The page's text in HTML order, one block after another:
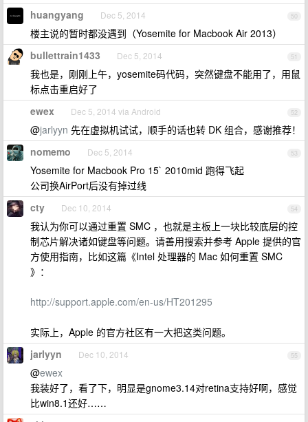
50
huangyang Dec 5, 2014
楼主说的暂时都没遇到（Yosemite for Macbook Air 2013）
51
bullettrain1433 Dec 5, 2014
我也是，刚刚上午，yosemite码代码，突然键盘不能用了，用鼠
标点击重启好了
52
ewex Dec 5, 2014 via Android
@jarlyyn 先在虚拟机试试，顺手的话也转 DK 组合，感谢推荐！
53
nomemo Dec 5, 2014
Yosemite for Macbook Pro 15` 2010mid 跑得飞起
公司换AirPort后没有掉过线
54
cty Dec 10, 2014
我认为你可以通过重置 SMC ，也就是主板上一块比较底层的控
制芯片解决诸如键盘等问题。请善用搜索并参考 Apple 提供的官
方使用指南，比如这篇《Intel 处理器的 Mac 如何重置 SMC
》：
http://support.apple.com/en-us/HT201295
实际上，Apple 的官方社区有一大把这类问题。
55
jarlyyn Dec 10, 2014
@ewex
我装好了，看了下，明显是gnome3.14对retina支持好啊，感觉
比win8.1还好……